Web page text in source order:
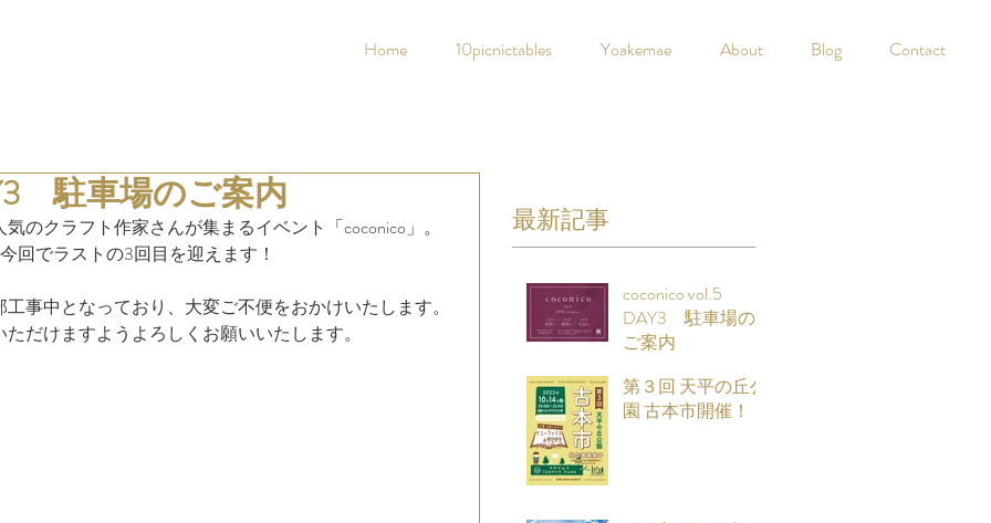
Home 10picnictables Yoakemae About Blog Contact
駐車場のご案内
のクラフト作家さんが集まるイベント「coconico」。
回でラストの3回目を迎えます！
事中となっており、大変ご不便をおかけいたします。
だけますようよろしくお願いいたします。
最新記事
coconico vol.5
DAY3 駐車場の
ご案内
第３回 天平の丘公
園 古本市開催！